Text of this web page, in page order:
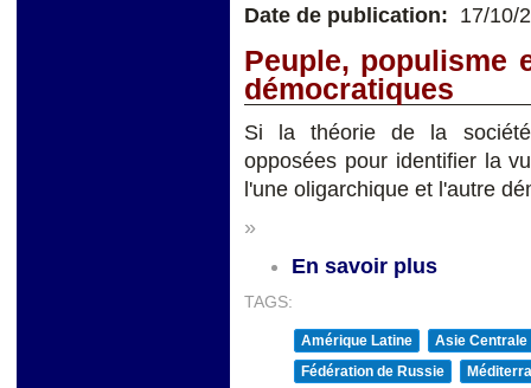
Date de publication: 17/10/
Peuple, populisme
démocratiques
Si la théorie de la
opposées pour identifier la
l'une oligarchique et l'autre
»
En savoir plus
TAGS:
Amérique Latine
Asie Centrale
Fédération de Russie